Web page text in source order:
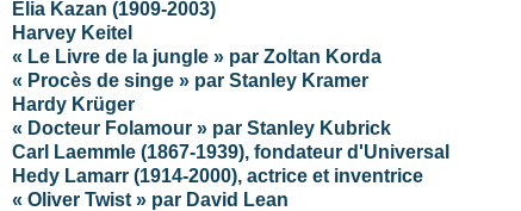
Elia Kazan (1909-2003)
Harvey Keitel
« Le Livre de la jungle » par Zoltan Korda
« Procès de singe » par Stanley Kramer
Hardy Krüger
« Docteur Folamour » par Stanley Kubrick
Carl Laemmle (1867-1939), fondateur d'Universal
Hedy Lamarr (1914-2000), actrice et inventrice
« Oliver Twist » par David Lean